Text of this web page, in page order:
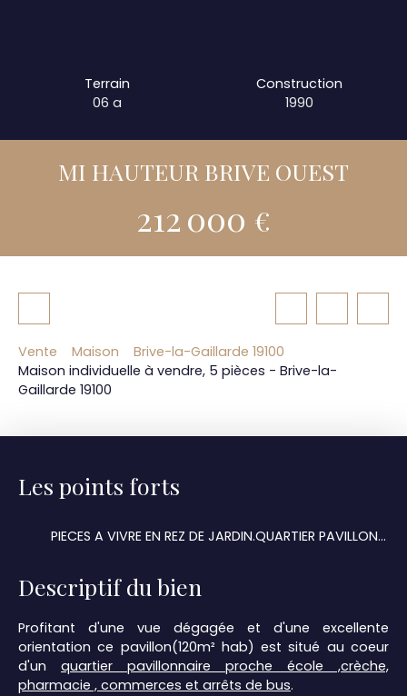
Terrain
06 a
Construction
1990
MI HAUTEUR BRIVE OUEST
212 000 €
Vente Maison
Brive-la-Gaillarde 19100
Maison individuelle à vendre, 5 pièces - Brive-la-
Gaillarde 19100
Les points forts
PIECES A VIVRE EN REZ DE JARDIN.QUARTIER PAVILLONNAIRE
Descriptif du bien
Profitant d'une vue dégagée et d'une excellente
orientation ce pavillon(120m² hab) est situé au coeur
d'un quartier pavillonnaire proche école ,crèche,
pharmacie , commerces et arrêts de bus.